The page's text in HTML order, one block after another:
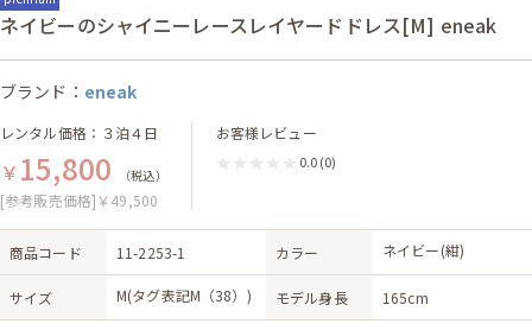
ネイビーのシャイニーレースレイヤードドレス[M] eneak
ブランド： eneak
レンタル価格：３泊４日
￥ 15,800 （税込）
[参考販売価格]￥49,500
お客様レビュー
0.0 (0)
商品コード 11-2253-1 カラー ネイビー(紺)
サイズ M(タグ表記M（38）) モデル身長 165cm